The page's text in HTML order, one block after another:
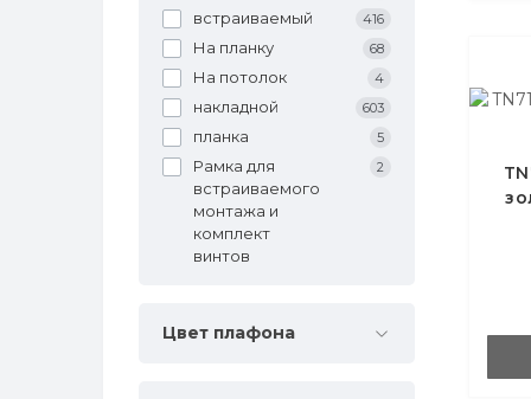
встраиваемый 416
На планку 68
На потолок 4
накладной 603
планка 5
Рамка для
встраиваемого
монтажа и
комплект
винтов
2
Цвет плафона